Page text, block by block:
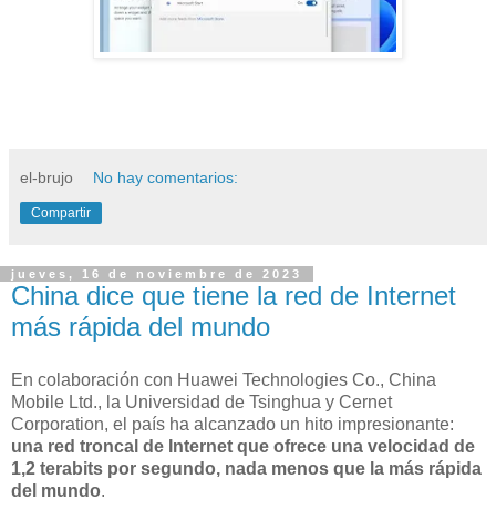
el-brujo No hay comentarios:
Compartir
jueves, 16 de noviembre de 2023
China dice que tiene la red de Internet
más rápida del mundo
En colaboración con Huawei Technologies Co., China
Mobile Ltd., la Universidad de Tsinghua y Cernet
Corporation, el país ha alcanzado un hito impresionante:
una red troncal de Internet que ofrece una velocidad de
1,2 terabits por segundo, nada menos que la más rápida
del mundo.